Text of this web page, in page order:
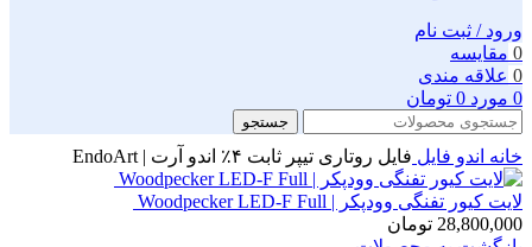
ورود / ثبت نام
0 مقايسه
0 علاقه مندی
0 مورد 0 تومان
جستجو
خانه اندو فایل فایل روتاری تیپر ثابت ۴٪ اندو آرت | EndoArt
لایت کیور تفنگی وودپکر | Woodpecker LED-F Full
28,800,000 تومان